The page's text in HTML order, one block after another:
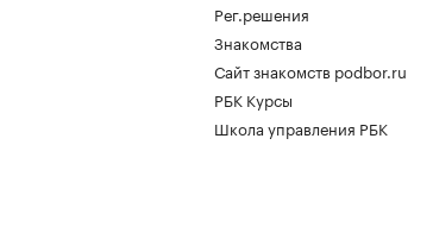
Рег.решения
Знакомства
Сайт знакомств podbor.ru
РБК Курсы
Школа управления РБК